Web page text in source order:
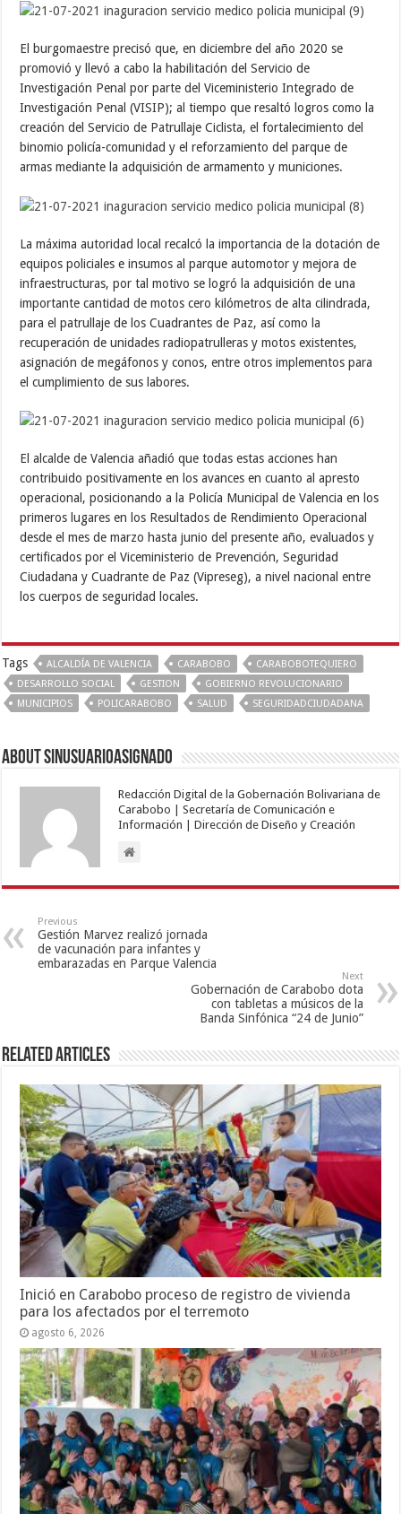
El burgomaestre precisó que, en diciembre del año 2020 se
promovió y llevó a cabo la habilitación del Servicio de
Investigación Penal por parte del Viceministerio Integrado de
Investigación Penal (VISIP); al tiempo que resaltó logros como la
creación del Servicio de Patrullaje Ciclista, el fortalecimiento del
binomio policía-comunidad y el reforzamiento del parque de
armas mediante la adquisición de armamento y municiones.
La máxima autoridad local recalcó la importancia de la dotación de
equipos policiales e insumos al parque automotor y mejora de
infraestructuras, por tal motivo se logró la adquisición de una
importante cantidad de motos cero kilómetros de alta cilindrada,
para el patrullaje de los Cuadrantes de Paz, así como la
recuperación de unidades radiopatrulleras y motos existentes,
asignación de megáfonos y conos, entre otros implementos para
el cumplimiento de sus labores.
El alcalde de Valencia añadió que todas estas acciones han
contribuido positivamente en los avances en cuanto al apresto
operacional, posicionando a la Policía Municipal de Valencia en los
primeros lugares en los Resultados de Rendimiento Operacional
desde el mes de marzo hasta junio del presente año, evaluados y
certificados por el Viceministerio de Prevención, Seguridad
Ciudadana y Cuadrante de Paz (Vipreseg), a nivel nacional entre
los cuerpos de seguridad locales.
Tags ALCALDÍA DE VALENCIA CARABOBO
CARABOBOTEQUIERO
DESARROLLO SOCIAL
GESTION
GOBIERNO REVOLUCIONARIO
MUNICIPIOS
POLICARABOBO SALUD SEGURIDADCIUDADANA
About sinusuarioasignado
Redacción Digital de la Gobernación Bolivariana de
Carabobo | Secretaría de Comunicación e
Información | Dirección de Diseño y Creación
Previous
Gestión Marvez realizó jornada
de vacunación para infantes y
embarazadas en Parque Valencia
Next
Gobernación de Carabobo dota
con tabletas a músicos de la
Banda Sinfónica “24 de Junio”
Related Articles
Inició en Carabobo proceso de registro de vivienda
para los afectados por el terremoto
agosto 6, 2026